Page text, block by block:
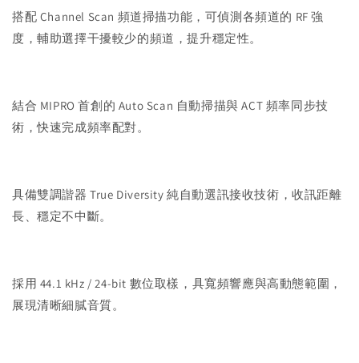
搭配 Channel Scan 頻道掃描功能，可偵測各頻道的 RF 強
度，輔助選擇干擾較少的頻道，提升穩定性。
結合 MIPRO 首創的 Auto Scan 自動掃描與 ACT 頻率同步技
術，快速完成頻率配對。
具備雙調諧器 True Diversity 純自動選訊接收技術，收訊距離
長、穩定不中斷。
採用 44.1 kHz / 24-bit 數位取樣，具寬頻響應與高動態範圍，
展現清晰細膩音質。